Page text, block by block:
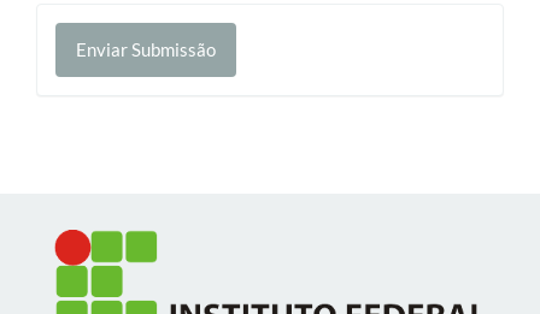
Enviar
Submissão
Enviar Submissão